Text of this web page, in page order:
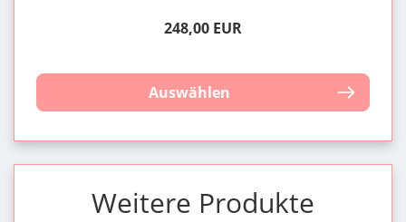
248,00 EUR
Auswählen
Weitere Produkte